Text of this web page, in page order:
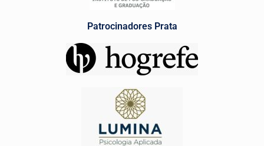
Patrocinadores Prata